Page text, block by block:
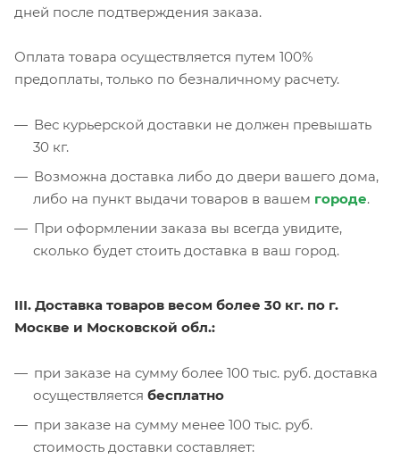
дней после подтверждения заказа.
Оплата товара осуществляется путем 100%
предоплаты, только по безналичному расчету.
Вес курьерской доставки не должен превышать
30 кг.
Возможна доставка либо до двери вашего дома,
либо на пункт выдачи товаров в вашем городе.
При оформлении заказа вы всегда увидите,
сколько будет стоить доставка в ваш город.
III. Доставка товаров весом более 30 кг. по г.
Москве и Московской обл.:
при заказе на сумму более 100 тыс. руб. доставка
осуществляется бесплатно
при заказе на сумму менее 100 тыс. руб.
стоимость доставки составляет: